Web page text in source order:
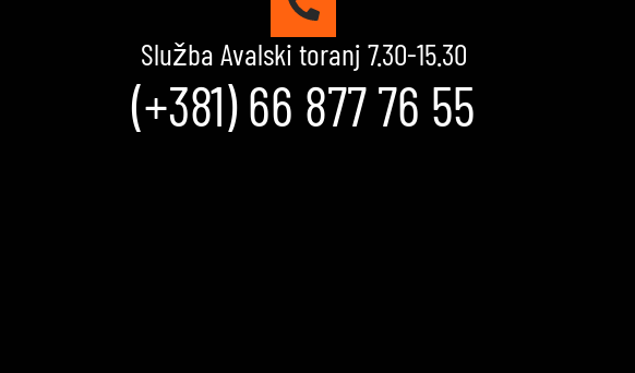
Služba Avalski toranj 7.30-15.30
(+381) 66 877 76 55